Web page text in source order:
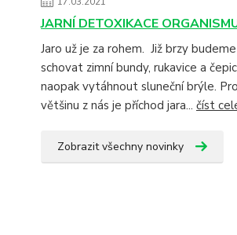
JARNÍ DETOXIKACE
Jaro už je za rohem. Již brzy
schovat zimní bundy, rukavice a
naopak vytáhnout sluneční brýle. Pro
většinu z nás je příchod jara... číst
Zobrazit všechny novinky